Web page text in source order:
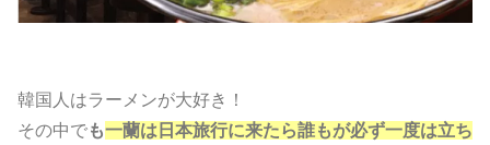
韓国人はラーメンが大好き！
その中でも一蘭は日本旅行に来たら誰もが必ず一度は立ち